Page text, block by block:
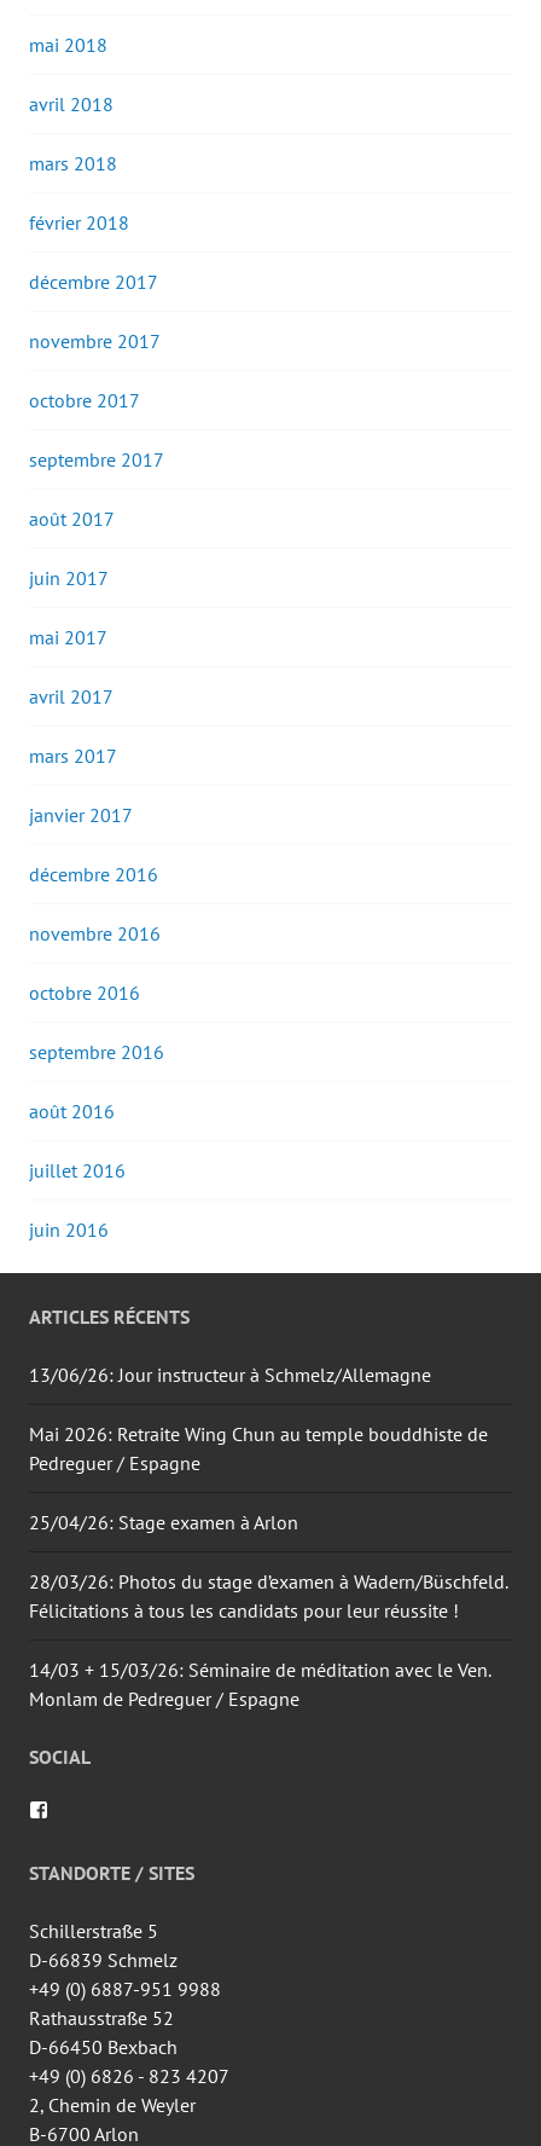
mai 2018
avril 2018
mars 2018
février 2018
décembre 2017
novembre 2017
octobre 2017
septembre 2017
août 2017
juin 2017
mai 2017
avril 2017
mars 2017
janvier 2017
décembre 2016
novembre 2016
octobre 2016
septembre 2016
août 2016
juillet 2016
juin 2016
ARTICLES RÉCENTS
13/06/26: Jour instructeur à Schmelz/Allemagne
Mai 2026: Retraite Wing Chun au temple bouddhiste de
Pedreguer / Espagne
25/04/26: Stage examen à Arlon
28/03/26: Photos du stage d’examen à Wadern/Büschfeld.
Félicitations à tous les candidats pour leur réussite !
14/03 + 15/03/26: Séminaire de méditation avec le Ven.
Monlam de Pedreguer / Espagne
SOCIAL
de
wingtsun.arlon
Facebook
STANDORTE / SITES
Schillerstraße 5
D-66839 Schmelz
+49 (0) 6887-951 9988
Rathausstraße 52
D-66450 Bexbach
+49 (0) 6826 - 823 4207
2, Chemin de Weyler
B-6700 Arlon